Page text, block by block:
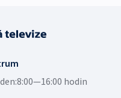
8:00—16:00 hodin